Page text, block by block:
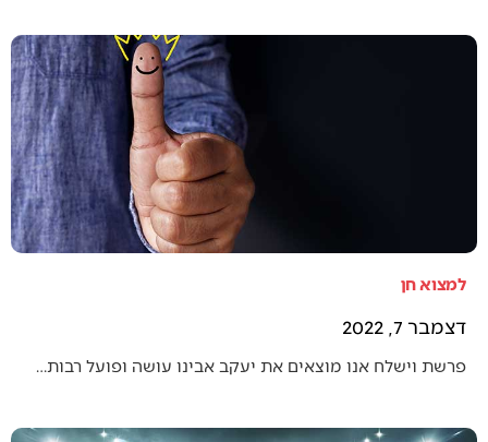
למצוא חן
דצמבר 7, 2022
פרשת וישלח אנו מוצאים את יעקב אבינו עושה ופועל רבות…